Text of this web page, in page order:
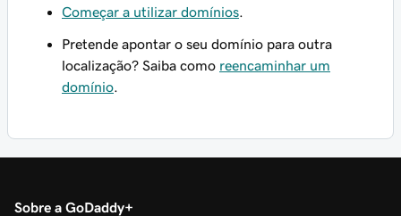
Começar a utilizar domínios.
Pretende apontar o seu domínio para outra
localização? Saiba como reencaminhar um
domínio.
Sobre a GoDaddy